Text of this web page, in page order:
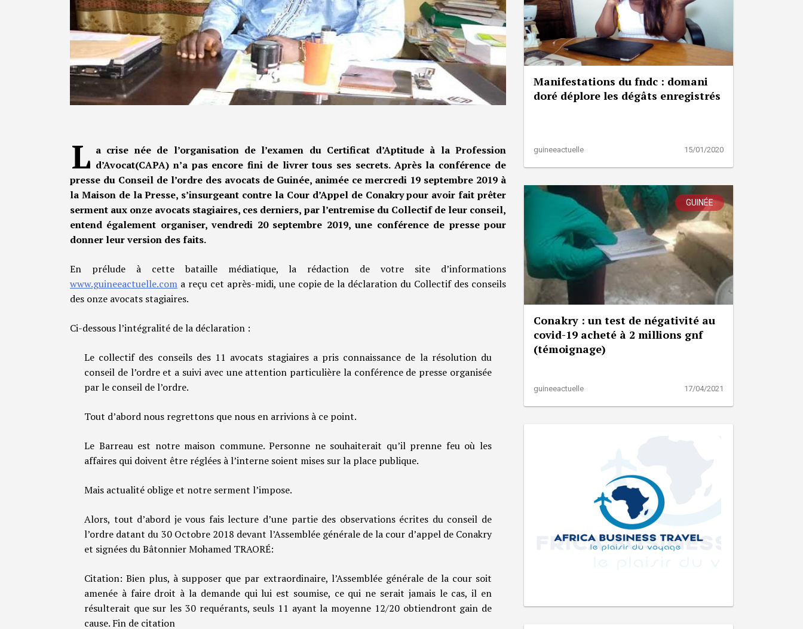
L a crise née de l’organisation de l’examen du Certificat d’Aptitude à la Profession
d’Avocat(CAPA) n’a pas encore fini de livrer tous ses secrets. Après la conférence de
presse du Conseil de l’ordre des avocats de Guinée, animée ce mercredi 19 septembre 2019 à
la Maison de la Presse, s’insurgeant contre la Cour d’Appel de Conakry pour avoir fait prêter
serment aux onze avocats stagiaires, ces derniers, par l’entremise du Collectif de leur conseil,
entend également organiser, vendredi 20 septembre 2019, une conférence de presse pour
donner leur version des faits.
En prélude à cette bataille médiatique, la rédaction de votre site d’informations
www.guineeactuelle.com a reçu cet après-midi, une copie de la déclaration du Collectif des conseils
des onze avocats stagiaires.
Ci-dessous l’intégralité de la déclaration :
Le collectif des conseils des 11 avocats stagiaires a pris connaissance de la résolution du
conseil de l’ordre et a suivi avec une attention particulière la conférence de presse organisée
par le conseil de l’ordre.
Tout d’abord nous regrettons que nous en arrivions à ce point.
Le Barreau est notre maison commune. Personne ne souhaiterait qu’il prenne feu où les
affaires qui doivent être réglées à l’interne soient mises sur la place publique.
Mais actualité oblige et notre serment l’impose.
Alors, tout d’abord je vous fais lecture d’une partie des observations écrites du conseil de
l’ordre datant du 30 Octobre 2018 devant l’Assemblée générale de la cour d’appel de Conakry
et signées du Bâtonnier Mohamed TRAORÉ:
Citation: Bien plus, à supposer que par extraordinaire, l’Assemblée générale de la cour soit
amenée à faire droit à la demande qui lui est soumise, ce qui ne serait jamais le cas, il en
résulterait que sur les 30 requérants, seuls 11 ayant la moyenne 12/20 obtiendront gain de
cause. Fin de citation
Manifestations du fndc : domani
doré déplore les dégâts enregistrés
guineeactuelle 15/01/2020
GUINÉE
Conakry : un test de négativité au
covid-19 acheté à 2 millions gnf
(témoignage)
guineeactuelle 17/04/2021